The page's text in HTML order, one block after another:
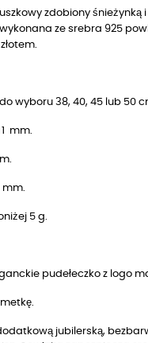
zdobiony śnieżynką
wykonana ze srebra 925
do wyboru 38, 40, 45 lub 50
mm.
mm.
5 g.
pudełeczko z logo
jubilerską,